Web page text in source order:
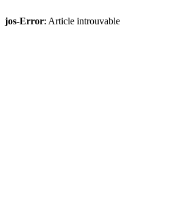
jos-Error: Article introuvable